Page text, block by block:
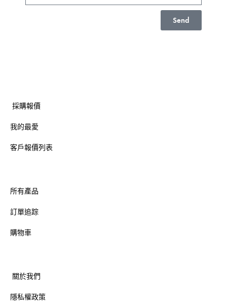
Send
採購報價
我的最愛
客戶報價列表
所有產品
訂單追踪
購物車
關於我們
隱私權政策